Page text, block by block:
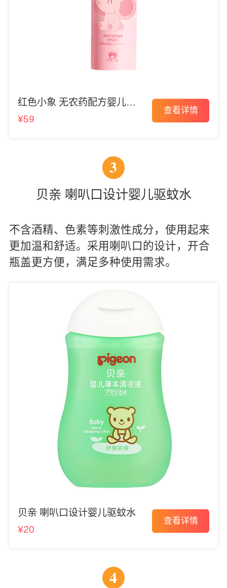
红色小象 无农药配方婴儿驱
蚊水
¥59
查看详情
3
贝亲 喇叭口设计婴儿驱蚊水
不含酒精、色素等刺激性成分，使用起来
更加温和舒适。采用喇叭口的设计，开合
瓶盖更方便，满足多种使用需求。
贝亲 喇叭口设计婴儿驱蚊水
¥20
查看详情
4